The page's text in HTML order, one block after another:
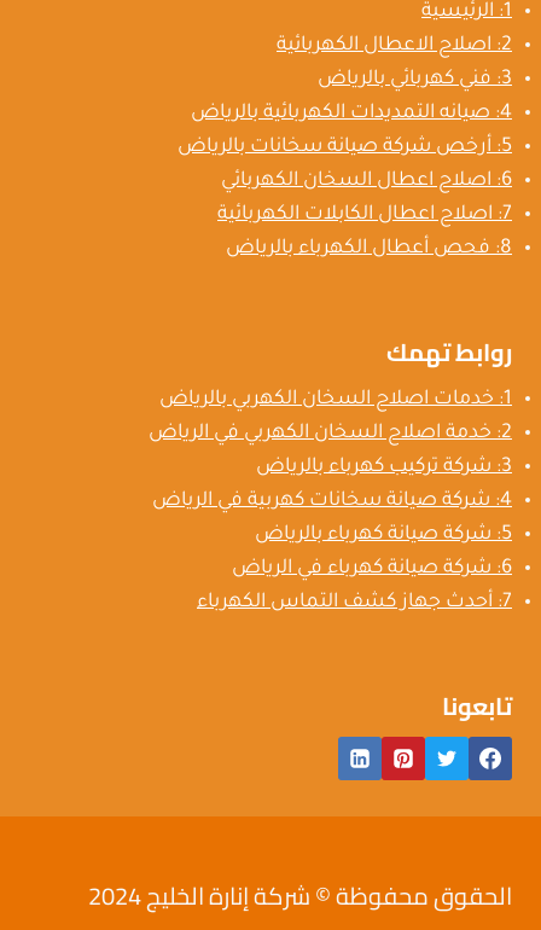
1: الرئيسية
2: اصلاح الاعطال الكهربائية
3: فني كهربائي بالرياض
4: صيانه التمديدات الكهربائية بالرياض
5: أرخص شركة صيانة سخانات بالرياض
6: اصلاح اعطال السخان الكهربائي
7: اصلاح اعطال الكابلات الكهربائية
8: فحص أعطال الكهرباء بالرياض
روابط تهمك
1: خدمات اصلاح السخان الكهربي بالرياض
2: خدمة اصلاح السخان الكهربي في الرياض
3: شركة تركيب كهرباء بالرياض
4: شركة صيانة سخانات كهربية في الرياض
5: شركة صيانة كهرباء بالرياض
6: شركة صيانة كهرباء في الرياض
7: أحدث جهاز كشف التماس الكهرباء
تابعونا
الحقوق محفوظة © شركة إنارة الخليج 2024